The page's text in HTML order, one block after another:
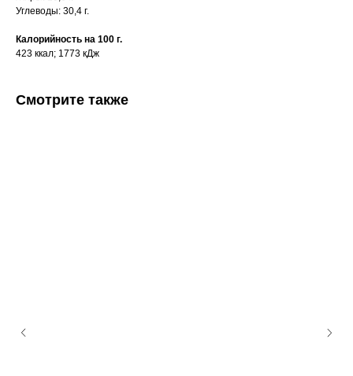
Углеводы: 30,4 г.
Калорийность на 100 г.
423 ккал; 1773 кДж
Смотрите также